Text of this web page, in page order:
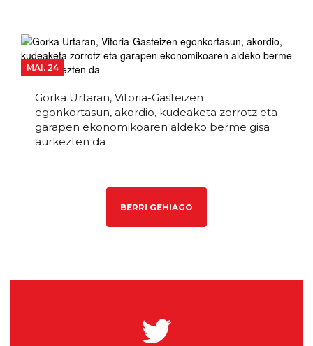
MAI. 24
Gorka Urtaran, Vitoria-Gasteizen
egonkortasun, akordio, kudeaketa zorrotz eta
garapen ekonomikoaren aldeko berme gisa
aurkezten da
BERRI GEHIAGO